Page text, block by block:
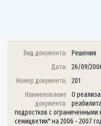
Вид документа:
Решения
Дата:
26/09/
Номер документа:
201
Наименование
документа:
О
подростков с
семицветик" на 2006 - 2007